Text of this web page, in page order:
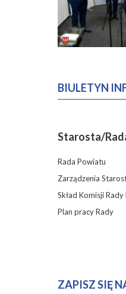
BIULETYN
Starosta/
Rada Powiatu
Zarządzenia
Skład Komisji
Plan pracy Rady
ZAPISZ SIĘ